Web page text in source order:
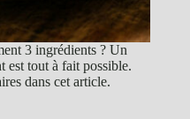
3 ingrédients ? Un
est tout à fait possible.
dans cet article.